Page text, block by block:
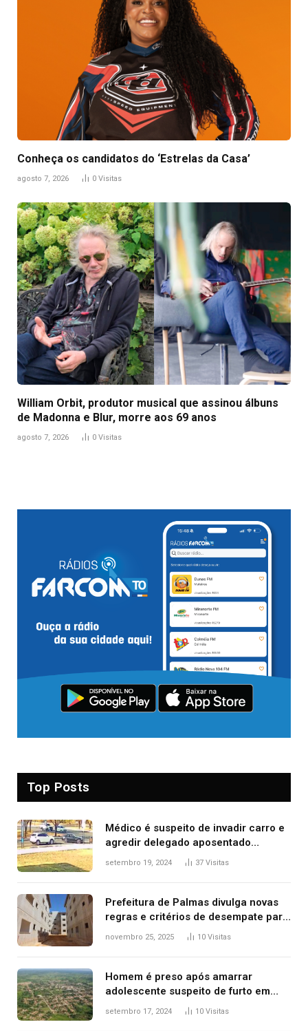
Conheça os candidatos do ‘Estrelas da Casa’
agosto 7, 2026 0 Visitas
William Orbit, produtor musical que assinou álbuns
de Madonna e Blur, morre aos 69 anos
agosto 7, 2026 0 Visitas
Top Posts
Médico é suspeito de invadir carro e
agredir delegado aposentado
durante confusão no trânsito
setembro 19, 2024 37 Visitas
Prefeitura de Palmas divulga novas
regras e critérios de desempate para
seleção de famílias no Minha Casa,
novembro 25, 2025 10 Visitas
Homem é preso após amarrar
adolescente suspeito de furto em
estaca de cerca e agredi-lo
setembro 17, 2024 10 Visitas